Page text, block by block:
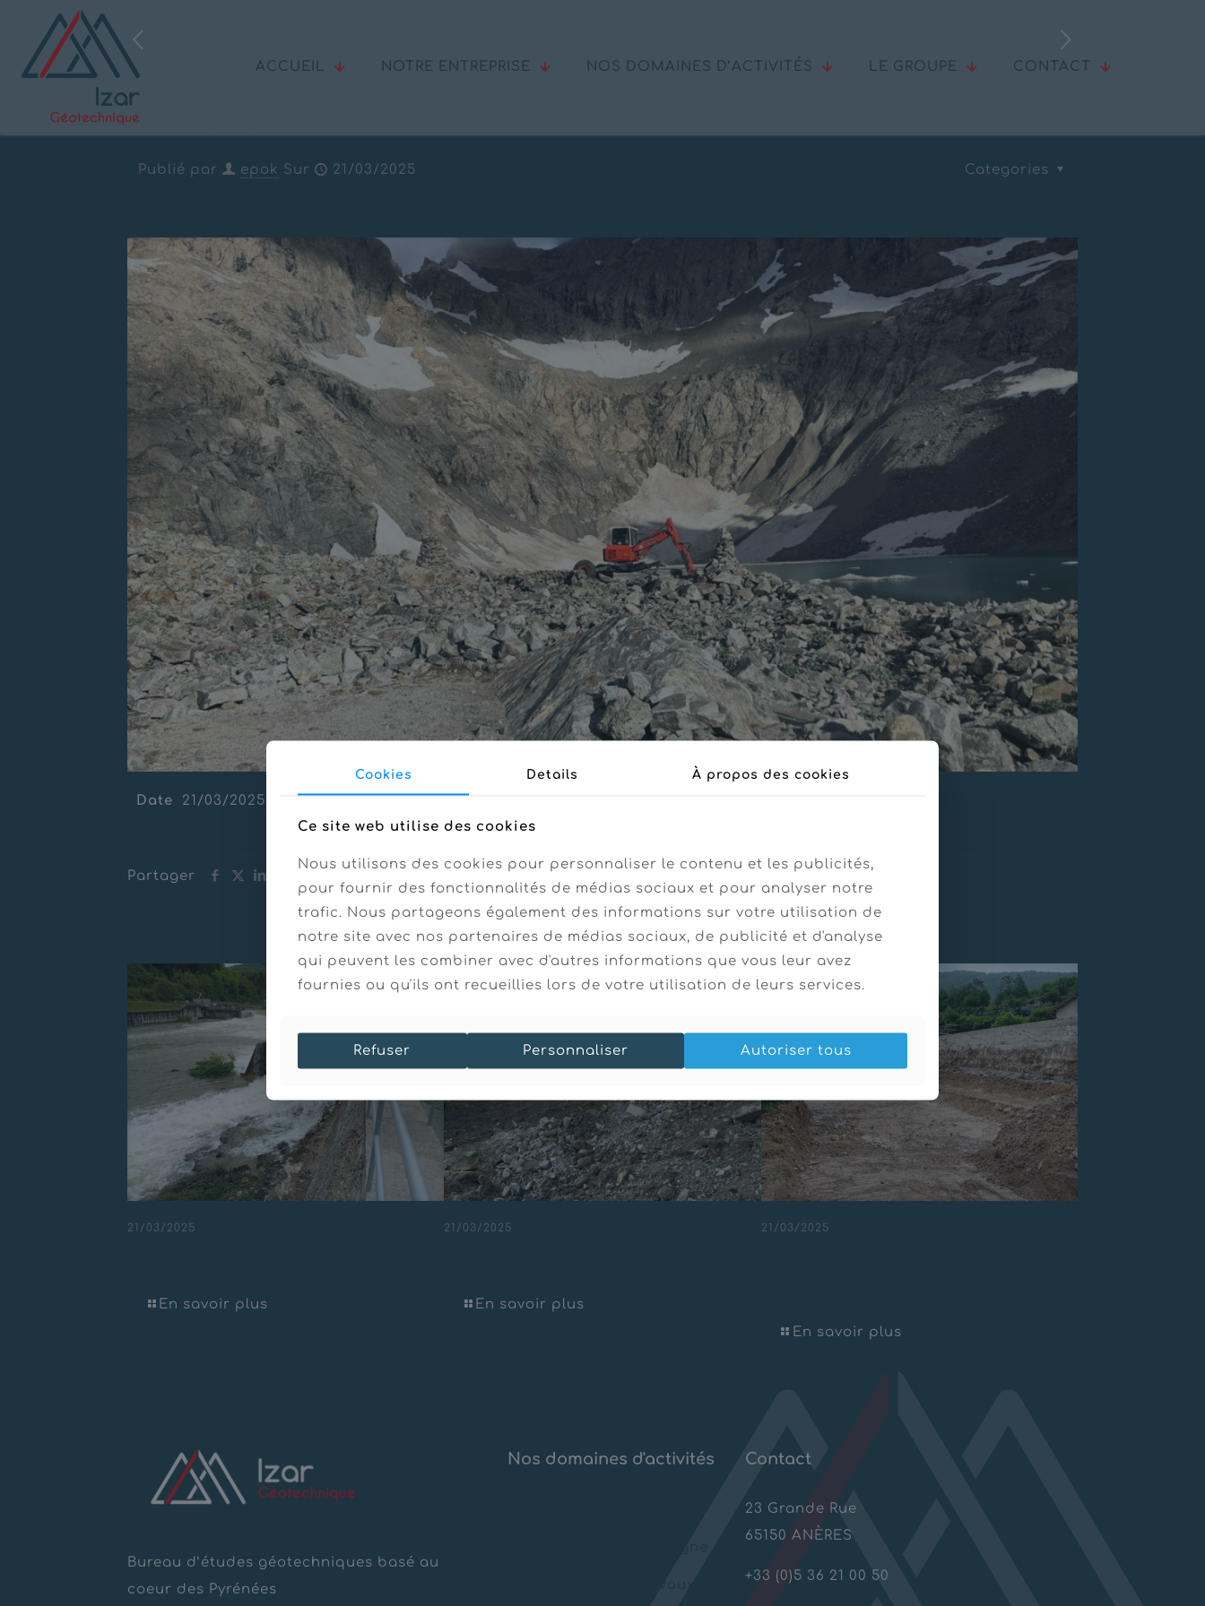
ACCUEIL NOTRE ENTREPRISE NOS DOMAINES D’ACTIVITÉS LE GROUPE CONTACT
Sondage de reconnaissance – Refuge du pavé Villar
d’Arène
Publié par epok Sur 21/03/2025 Categories
Date 21/03/2025
Partager
Messages connexes
21/03/2025
En savoir plus
21/03/2025
En savoir plus
21/03/2025
En savoir plus
Bureau d’études géotechniques basé au
coeur des Pyrénées
Nos domaines d'activités Contact
23 Grande Rue
65150 ANÈRES
+33 (0)5 36 21 00 50
Cookies Details À propos des cookies
Ce site web utilise des cookies
Nous utilisons des cookies pour personnaliser le contenu et les publicités,
pour fournir des fonctionnalités de médias sociaux et pour analyser notre
trafic. Nous partageons également des informations sur votre utilisation de
notre site avec nos partenaires de médias sociaux, de publicité et d'analyse
qui peuvent les combiner avec d'autres informations que vous leur avez
fournies ou qu'ils ont recueillies lors de votre utilisation de leurs services.
Refuser Personnaliser Autoriser tous